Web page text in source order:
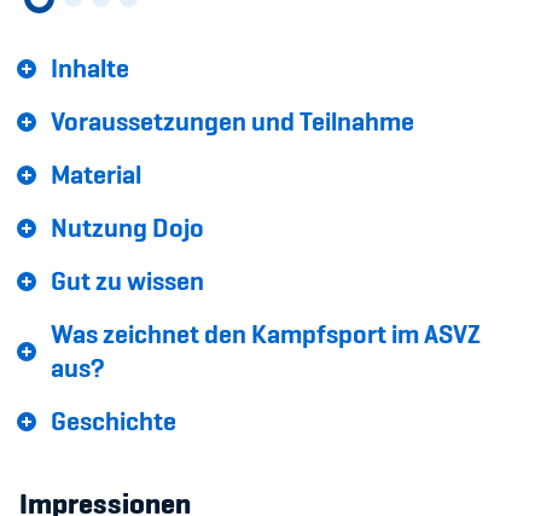
Inhalte
Voraussetzungen und Teilnahme
Material
Nutzung Dojo
Gut zu wissen
Was zeichnet den Kampfsport im ASVZ
aus?
Geschichte
Impressionen